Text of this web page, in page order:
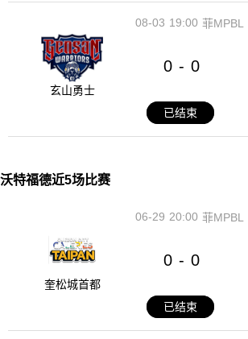
19:00
08-03 菲MPBL
玄山勇士
0 - 0
已结束
沃特福德近5场比赛
20:00
06-29 菲MPBL
奎松城首都
0 - 0
已结束